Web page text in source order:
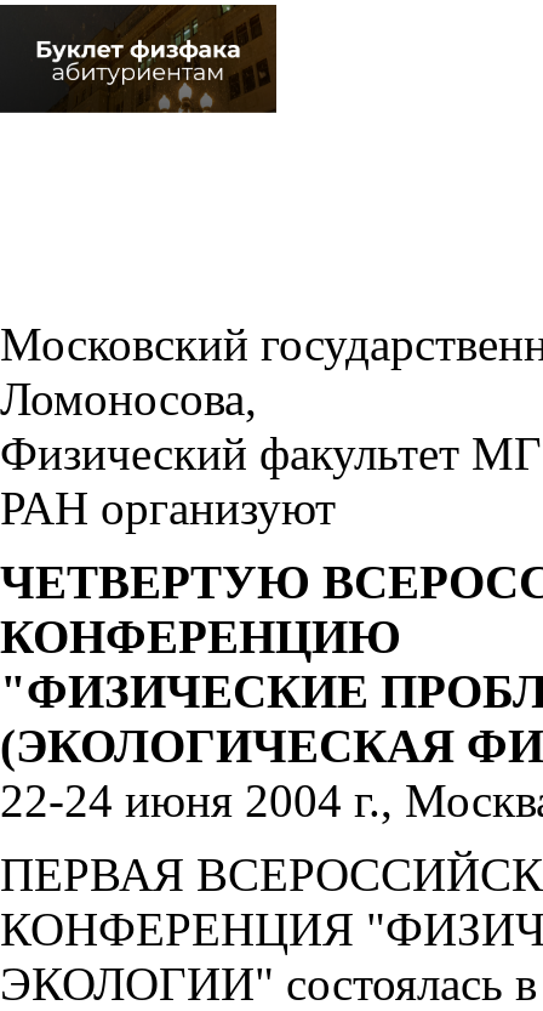
Московский
Ломоносова,
Физический факультет
РАН организуют
ЧЕТВЕРТУЮ
КОНФЕРЕНЦИЮ
"ФИЗИЧЕСКИЕ
(ЭКОЛОГИЧЕСКАЯ
22-24 июня 2004 г.,
ПЕРВАЯ
КОНФЕРЕНЦИЯ
ЭКОЛОГИИ" состоялась в